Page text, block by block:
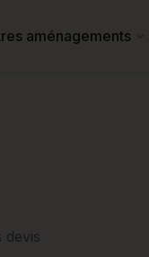
aménagements
devis